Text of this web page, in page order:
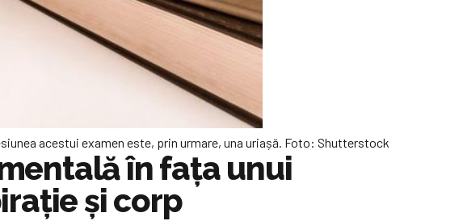
acestui examen este, prin urmare, una uriașă. Foto: Shutterstock
în fața unui
și corp